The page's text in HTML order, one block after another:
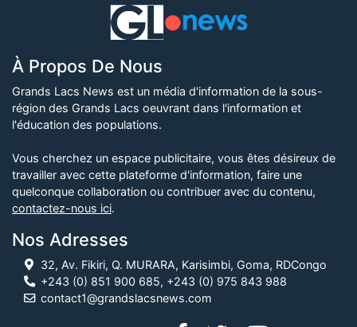
À Propos De Nous
Grands Lacs News est un média d'information de la sous-
région des Grands Lacs oeuvrant dans l'information et
l'éducation des populations.
Vous cherchez un espace publicitaire, vous êtes désireux de
travailler avec cette plateforme d'information, faire une
quelconque collaboration ou contribuer avec du contenu,
contactez-nous ici.
Nos Adresses
32, Av. Fikiri, Q. MURARA, Karisimbi, Goma, RDCongo
+243 (0) 851 900 685, +243 (0) 975 843 988
contact1@grandslacsnews.com